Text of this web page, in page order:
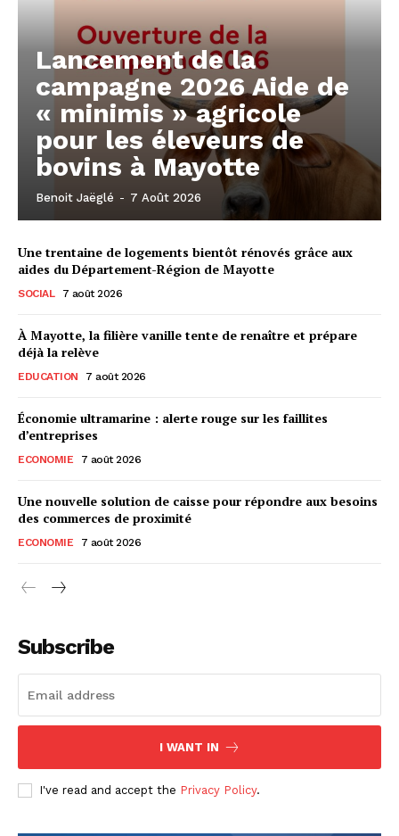
Lancement de la
campagne 2026 Aide de
« minimis » agricole
pour les éleveurs de
bovins à Mayotte
Benoit Jaëglé - 7 Août 2026
Une trentaine de logements bientôt rénovés grâce aux
aides du Département-Région de Mayotte
SOCIAL 7 août 2026
À Mayotte, la filière vanille tente de renaître et prépare
déjà la relève
EDUCATION 7 août 2026
Économie ultramarine : alerte rouge sur les faillites
d’entreprises
ECONOMIE 7 août 2026
Une nouvelle solution de caisse pour répondre aux besoins
des commerces de proximité
ECONOMIE 7 août 2026
Subscribe
I WANT IN
I've read and accept the Privacy Policy.